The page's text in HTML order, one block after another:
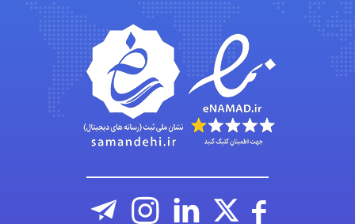
abolfazlkoshehe